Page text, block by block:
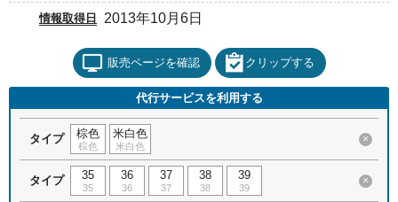
情報取得日 2013年10月6日
販売ページを確認 クリップする
代行サービスを利用する
タイプ 棕色
棕色
米白色
米白色
×
タイプ 35
35
36
36
37
37
38
38
39
39
×